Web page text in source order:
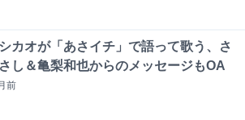
カオが「あさイチ」で語って歌う、さ
し＆亀梨和也からのメッセージもOA
前